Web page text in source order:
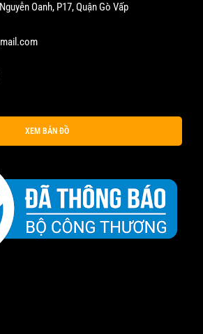
Oanh, P17, Quận Gò Vấp
XEM BẢN ĐỒ